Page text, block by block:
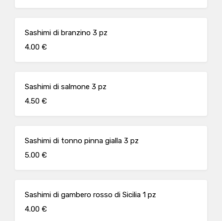
Sashimi di branzino 3 pz
4.00 €
Sashimi di salmone 3 pz
4.50 €
Sashimi di tonno pinna gialla 3 pz
5.00 €
Sashimi di gambero rosso di Sicilia 1 pz
4.00 €